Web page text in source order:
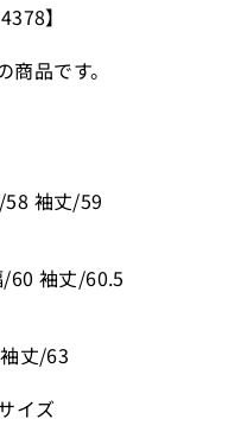
】
品です。
袖丈/59
60 袖丈/60.5
丈/63
イズ